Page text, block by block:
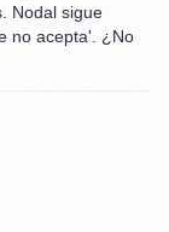
Nodal sigue
no acepta'. ¿No